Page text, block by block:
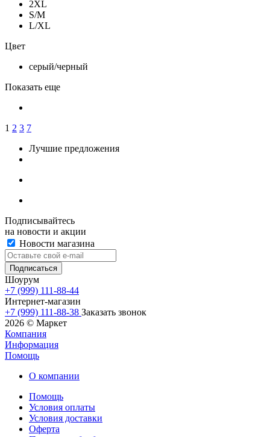
2XL
S/M
L/XL
Цвет
серый/черный
Показать еще
1 2 3 7
Лучшие предложения
Подписывайтесь
на новости и акции
Новости магазина
Шоурум
+7 (999) 111-88-44
Интернет-магазин
+7 (999) 111-88-38 Заказать звонок
2026 © Маркет
Компания
Информация
Помощь
О компании
Помощь
Условия оплаты
Условия доставки
Оферта